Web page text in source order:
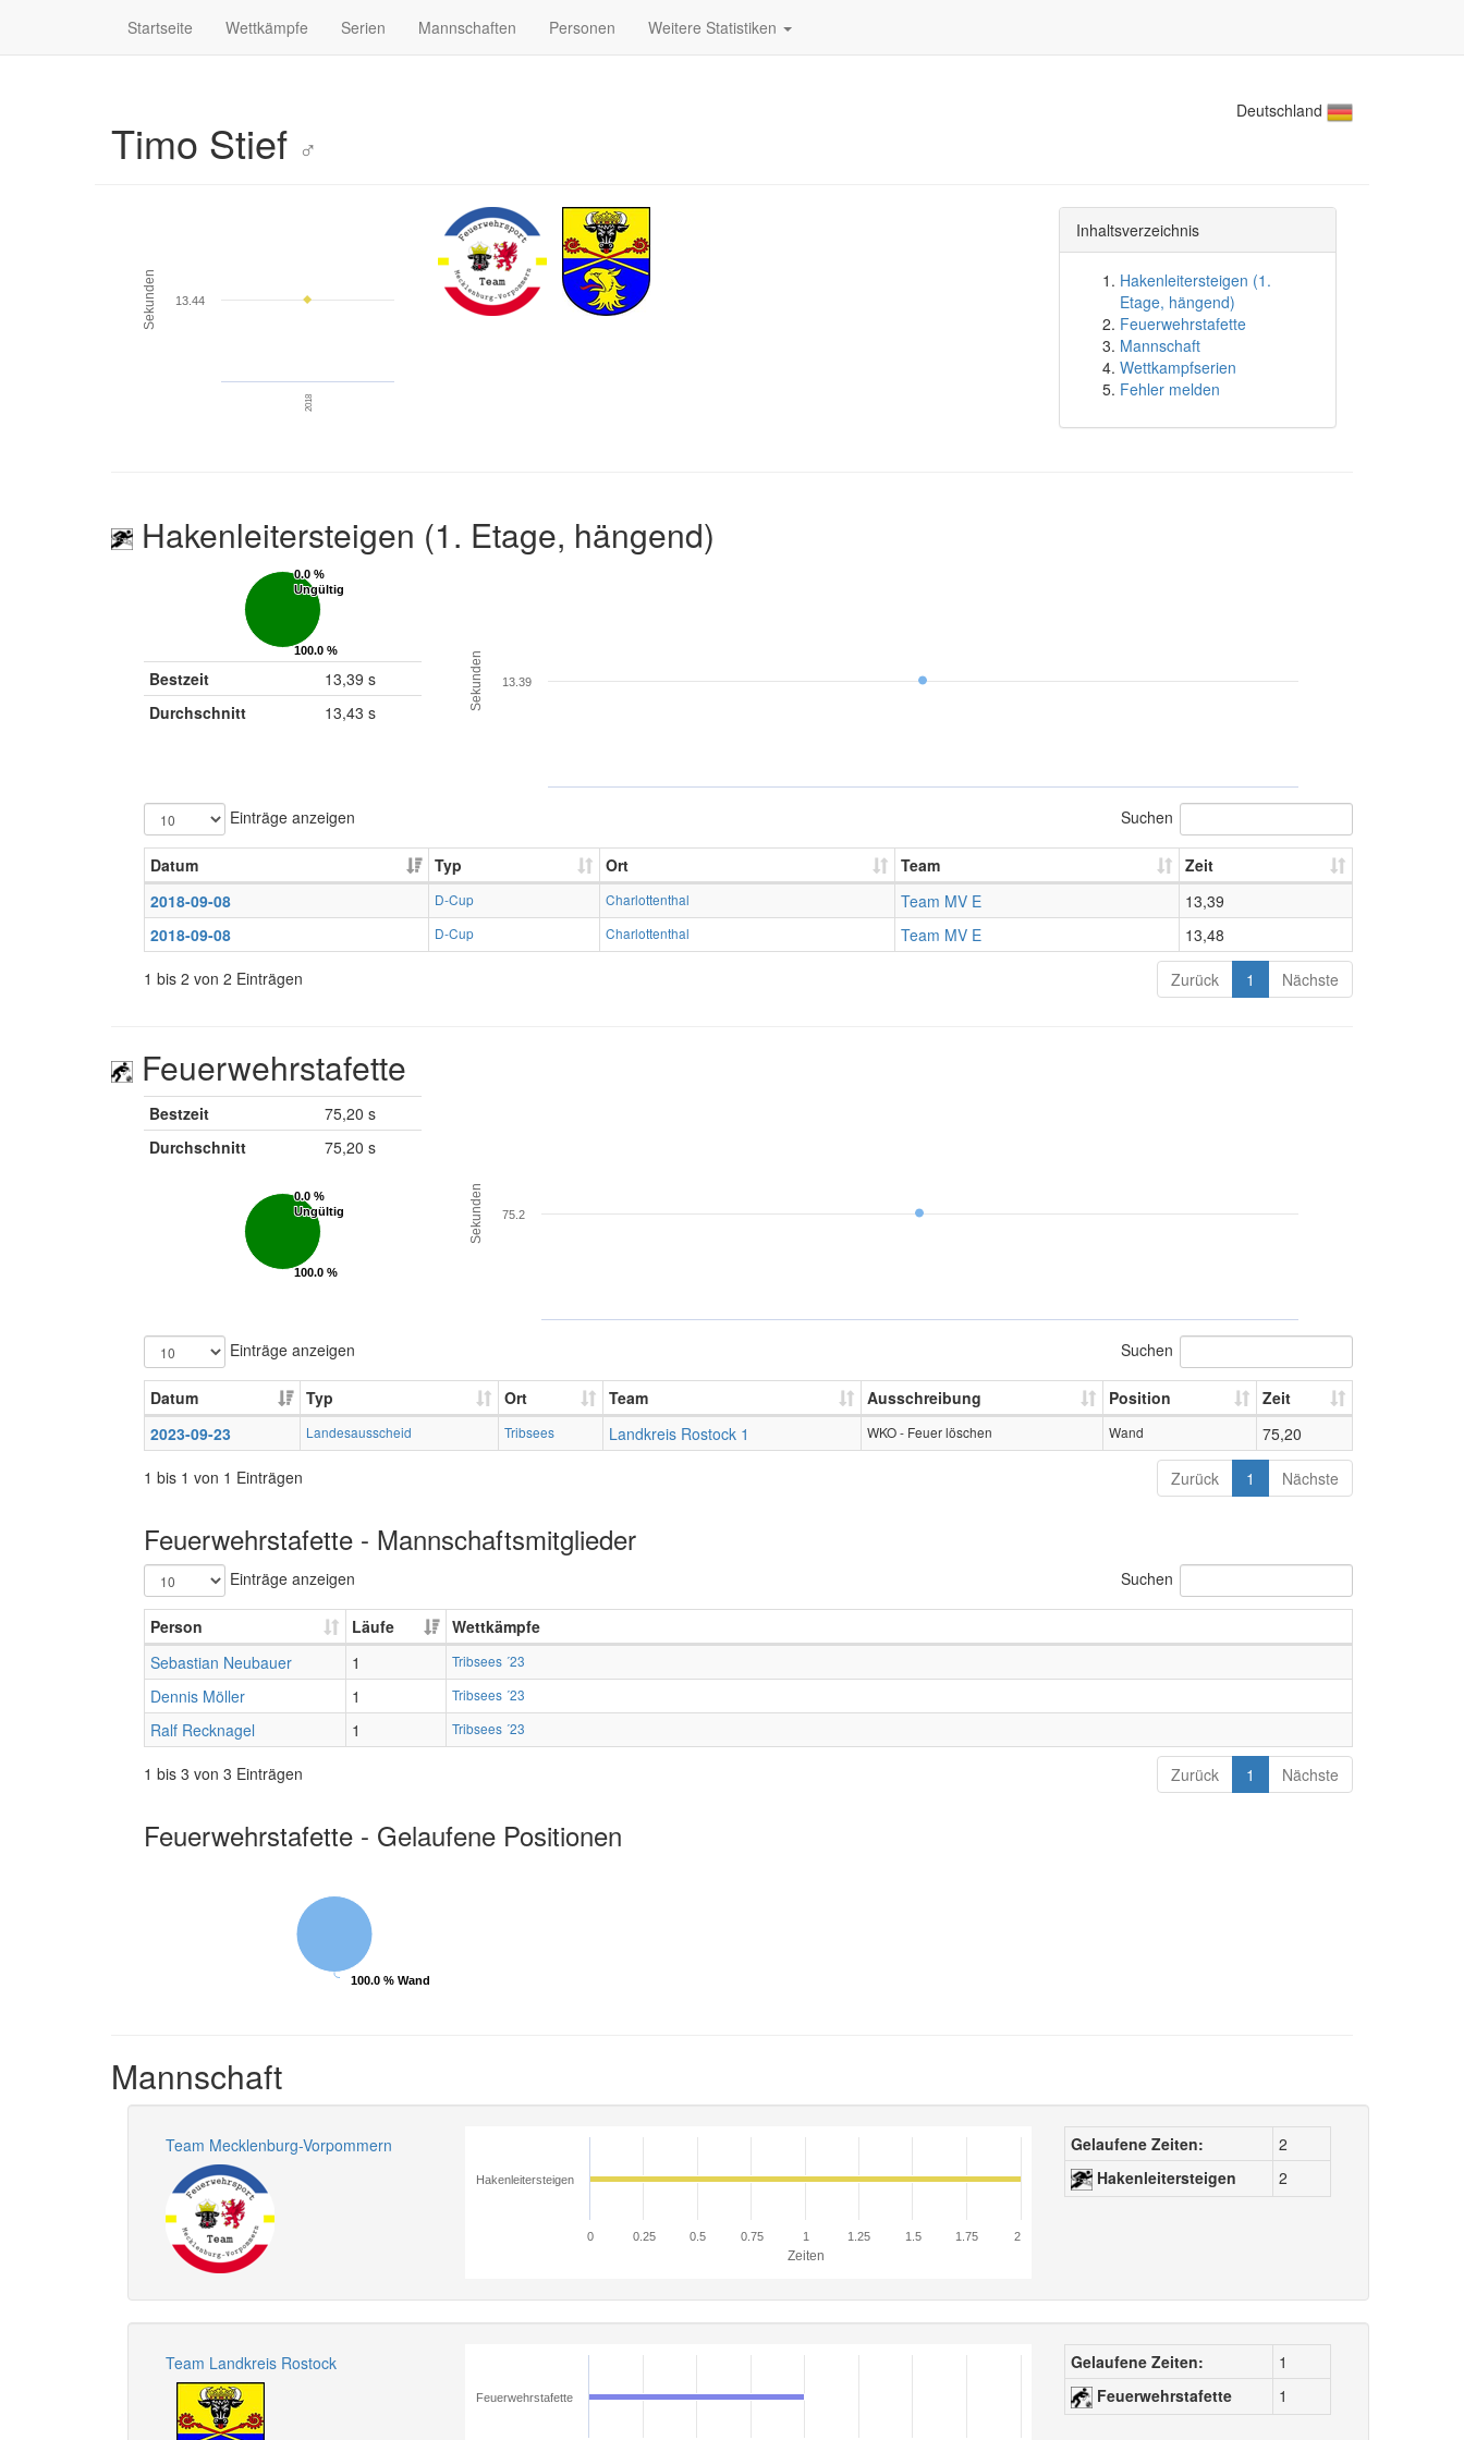
Startseite Wettkämpfe Serien Mannschaften Personen Weitere Statistiken
Deutschland
Timo Stief ♂
Sekunden
2018
13.44
Inhaltsverzeichnis
Hakenleitersteigen (1.
Etage, hängend)
Feuerwehrstafette
Mannschaft
Wettkampfserien
Fehler melden
Hakenleitersteigen (1. Etage, hängend)
0.0 %
Ungültig
0.0 %
Ungültig
100.0 %
Gültig
100.0 %
Gültig
Bestzeit
13,39 s
Durchschnitt
13,43 s
Sekunden 13.39
Einträge anzeigen Suchen
Datum Typ Ort Team
Zeit
2018-09-08
D-Cup Charlottenthal Team MV E
13,39
2018-09-08
D-Cup Charlottenthal Team MV E
13,48
1 bis 2 von 2 Einträgen
Zurück 1 Nächste
Feuerwehrstafette
Bestzeit
75,20 s
Durchschnitt
75,20 s
0.0 %
Ungültig
0.0 %
Ungültig
100.0 %
100.0 %
Sekunden 75.2
Einträge anzeigen Suchen
Datum Typ Ort Team Ausschreibung Position
Zeit
2023-09-23
Landesausscheid Tribsees Landkreis Rostock 1 WKO - Feuer löschen Wand
75,20
1 bis 1 von 1 Einträgen
Zurück 1 Nächste
Feuerwehrstafette - Mannschaftsmitglieder
Einträge anzeigen Suchen
Person Läufe
Wettkämpfe
Sebastian Neubauer
1 Tribsees ´23
Dennis Möller 1 Tribsees ´23
Ralf Recknagel 1 Tribsees ´23
1 bis 3 von 3 Einträgen Zurück 1 Nächste
Feuerwehrstafette - Gelaufene Positionen
100.0 % Wand
100.0 % Wand
Mannschaft
Team Mecklenburg-Vorpommern
Zeiten
Hakenleitersteigen
0 0.25 0.5 0.75 1 1.25 1.5 1.75 2
Gelaufene Zeiten:
2
Hakenleitersteigen
2
Team Landkreis Rostock
Feuerwehrstafette
Gelaufene Zeiten:
1
Feuerwehrstafette
1